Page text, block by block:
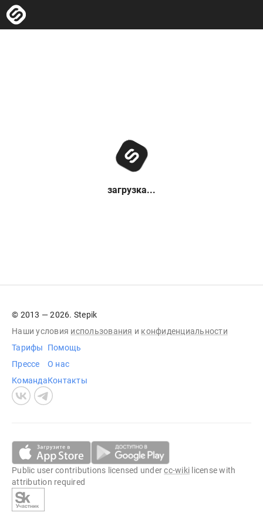
загрузка...
© 2013 — 2026. Stepik
Наши условия использования и конфиденциальности
Тарифы
Прессе
Команда
Помощь
О нас
Контакты
Public user contributions licensed undercc-wiki license with
attribution required